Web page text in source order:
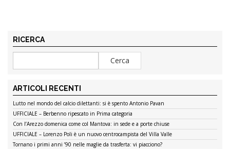
RICERCA
ARTICOLI RECENTI
Lutto nel mondo del calcio dilettanti: si è spento Antonio Pavan
UFFICIALE – Berbenno ripescato in Prima categoria
Con l’Arezzo domenica come col Mantova: in sede e a porte chiuse
UFFICIALE – Lorenzo Poli è un nuovo centrocampista del Villa Valle
Tornano i primi anni ’90 nelle maglie da trasferta: vi piacciono?